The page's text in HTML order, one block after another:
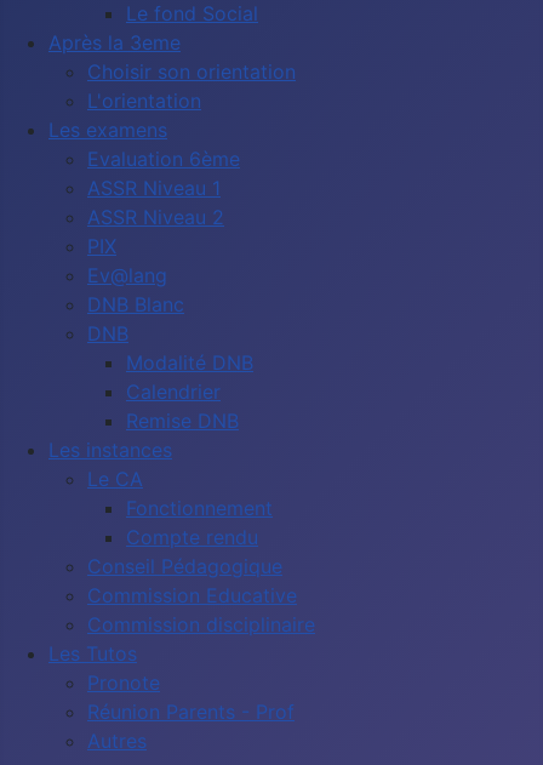
Le fond Social
Après la 3eme
Choisir son orientation
L'orientation
Les examens
Evaluation 6ème
ASSR Niveau 1
ASSR Niveau 2
PIX
Ev@lang
DNB Blanc
DNB
Modalité DNB
Calendrier
Remise DNB
Les instances
Le CA
Fonctionnement
Compte rendu
Conseil Pédagogique
Commission Educative
Commission disciplinaire
Les Tutos
Pronote
Réunion Parents - Prof
Autres